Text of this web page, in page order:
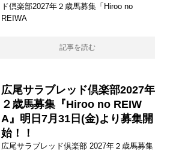
ド倶楽部2027年２歳馬募集「Hiroo no
REIWA
記事を読む
広尾サラブレッド倶楽部2027年
２歳馬募集『Hiroo no REIW
A』明日7月31日(金)より募集開
始！！
広尾サラブレッド倶楽部 2027年２歳馬募集